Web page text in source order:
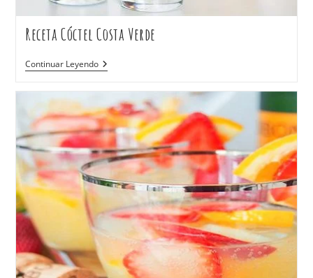
Receta Cóctel Costa Verde
Continuar Leyendo